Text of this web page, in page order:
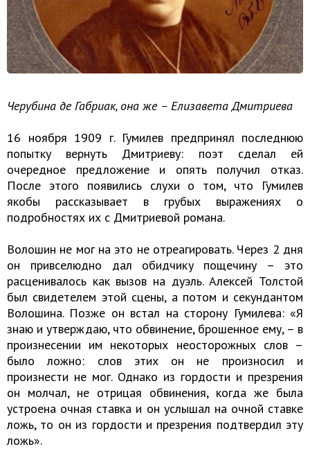
Черубина де Габриак, она же – Елизавета Дмитриева
16 ноября 1909 г. Гумилев предпринял последнюю
попытку вернуть Дмитриеву: поэт сделал ей
очередное предложение и опять получил отказ.
После этого появились слухи о том, что Гумилев
якобы рассказывает в грубых выражениях о
подробностях их с Дмитриевой романа.
Волошин не мог на это не отреагировать. Через 2 дня
он привселюдно дал обидчику пощечину – это
расценивалось как вызов на дуэль. Алексей Толстой
был свидетелем этой сцены, а потом и секундантом
Волошина. Позже он встал на сторону Гумилева: «Я
знаю и утверждаю, что обвинение, брошенное ему, – в
произнесении им некоторых неосторожных слов –
было ложно: слов этих он не произносил и
произнести не мог. Однако из гордости и презрения
он молчал, не отрицая обвинения, когда же была
устроена очная ставка и он услышал на очной ставке
ложь, то он из гордости и презрения подтвердил эту
ложь».